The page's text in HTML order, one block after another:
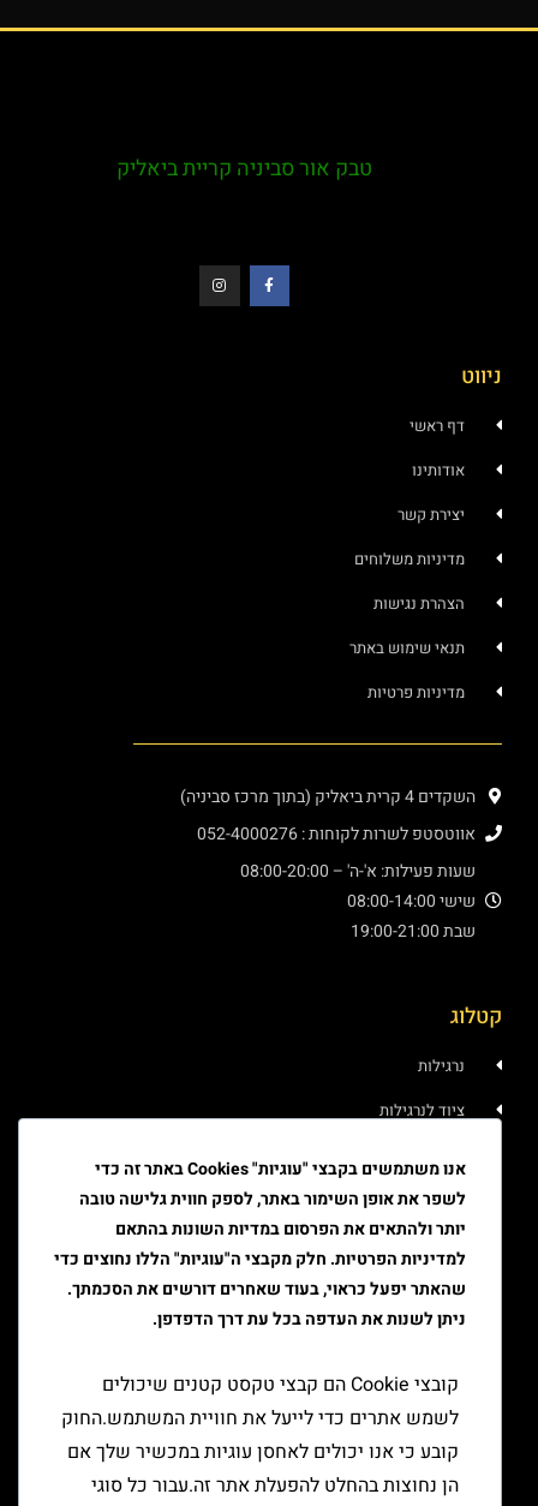
טבק אור סביניה קריית ביאליק
ניווט
דף ראשי
אודותינו
יצירת קשר
מדיניות משלוחים
הצהרת נגישות
תנאי שימוש באתר
מדיניות פרטיות
השקדים 4 קרית ביאליק (בתוך מרכז סביניה)
אווטסטפ לשרות לקוחות : 052-4000276
שעות פעילות: א'-ה' – 08:00-20:00
שישי 08:00-14:00
שבת 19:00-21:00
קטלוג
נרגילות
ציוד לנרגילות
טבק
ציוד למעשן
יצירת קשר
אנו משתמשים בקבצי "עוגיות" Cookies באתר זה כדי
לשפר את אופן השימור באתר, לספק חווית גלישה טובה
יותר ולהתאים את הפרסום במדיות השונות בהתאם
למדיניות הפרטיות. חלק מקבצי ה"עוגיות" הללו נחוצים כדי
שהאתר יפעל כראוי, בעוד שאחרים דורשים את הסכמתך.
ניתן לשנות את העדפה בכל עת דרך הדפדפן.
קובצי Cookie הם קבצי טקסט קטנים שיכולים
לשמש אתרים כדי לייעל את חוויית המשתמש.החוק
קובע כי אנו יכולים לאחסן עוגיות במכשיר שלך אם
הן נחוצות בהחלט להפעלת אתר זה.עבור כל סוגי